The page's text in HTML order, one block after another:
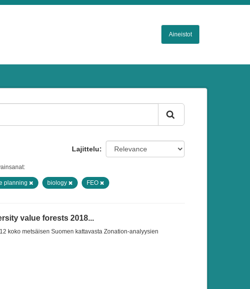
Aineistot
Lajittelu
planning biology FEO
value forests 2018...
koko metsäisen Suomen kattavasta Zonation-analyysien